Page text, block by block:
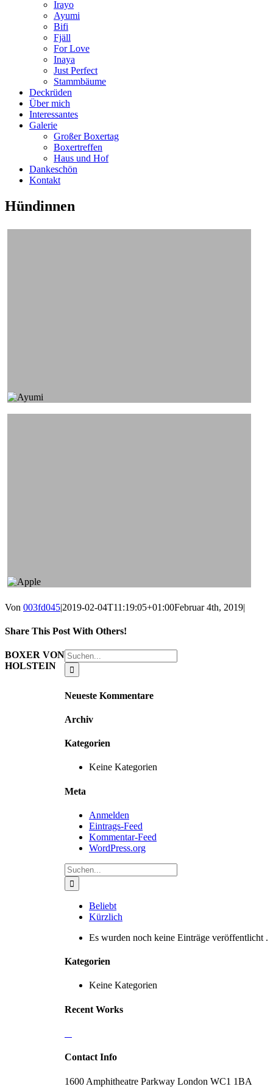
Irayo
Ayumi
Bifi
Fjäll
For Love
Inaya
Just Perfect
Stammbäume
Deckrüden
Über mich
Interessantes
Galerie
Großer Boxertag
Boxertreffen
Haus und Hof
Dankeschön
Kontakt
Hündinnen
Von 003fd045|2019-02-04T11:19:05+01:00Februar 4th, 2019|
Share This Post With Others!
Facebook
X
LinkedIn
WhatsApp
Pinterest
E-
Mail
Suche
nach:
Neueste Kommentare
Archiv
Kategorien
Keine Kategorien
Meta
Anmelden
Eintrags-Feed
Kommentar-Feed
WordPress.org
Suche
nach:
Beliebt
Kürzlich
Es wurden noch keine Einträge veröffentlicht .
Kategorien
Keine Kategorien
Recent Works
Contact Info
1600 Amphitheatre Parkway London WC1 1BA
BOXER VON
HOLSTEIN